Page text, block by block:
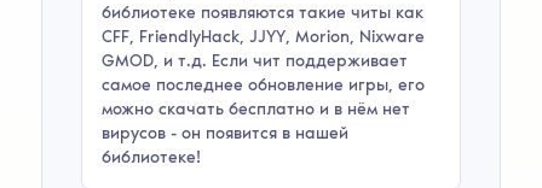
библиотеке появляются такие читы как
CFF, FriendlyHack, JJYY, Morion, Nixware
GMOD, и т.д. Если чит поддерживает
самое последнее обновление игры, его
можно скачать бесплатно и в нём нет
вирусов - он появится в нашей
библиотеке!